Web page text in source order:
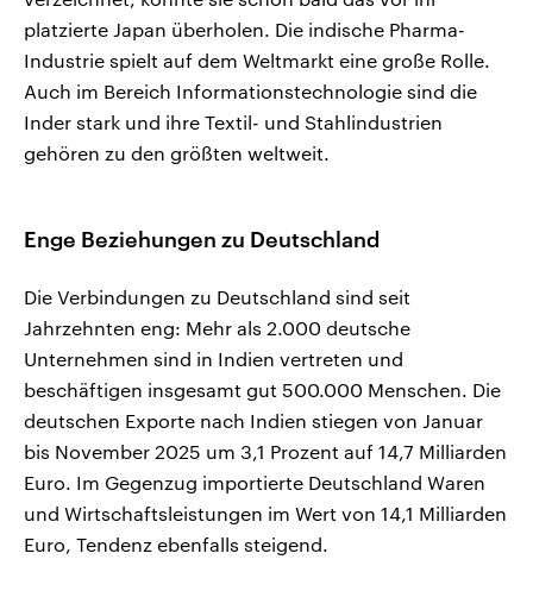
platzierte Japan überholen. Die indische Pharma-
Industrie spielt auf dem Weltmarkt eine große Rolle.
Auch im Bereich Informationstechnologie sind die
Inder stark und ihre Textil- und Stahlindustrien
gehören zu den größten weltweit.
Enge Beziehungen zu Deutschland
Die Verbindungen zu Deutschland sind seit
Jahrzehnten eng: Mehr als 2.000 deutsche
Unternehmen sind in Indien vertreten und
beschäftigen insgesamt gut 500.000 Menschen. Die
deutschen Exporte nach Indien stiegen von Januar
bis November 2025 um 3,1 Prozent auf 14,7 Milliarden
Euro. Im Gegenzug importierte Deutschland Waren
und Wirtschaftsleistungen im Wert von 14,1 Milliarden
Euro, Tendenz ebenfalls steigend.